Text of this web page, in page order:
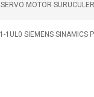
SERVO MOTOR SURUCULER